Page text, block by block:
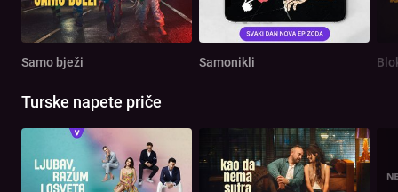
Samo bježi Samonikli
Turske napete priče